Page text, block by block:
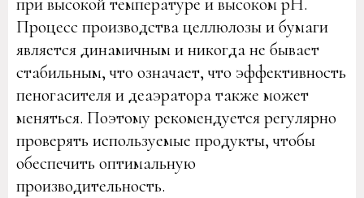
при высокой температуре и высоком pH.
Процесс производства целлюлозы и бумаги
является динамичным и никогда не бывает
стабильным, что означает, что эффективность
пеногасителя и деаэратора также может
меняться. Поэтому рекомендуется регулярно
проверять используемые продукты, чтобы
обеспечить оптимальную
производительность.